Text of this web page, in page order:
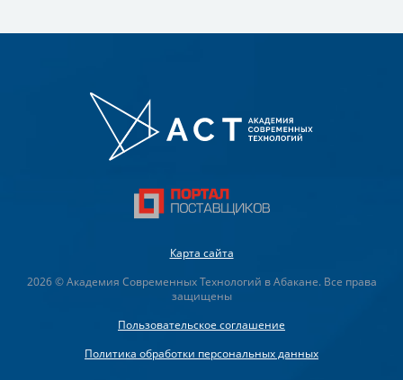
Карта сайта
2026 © Академия Современных Технологий в Абакане. Все права
защищены
Пользовательское соглашение
Политика обработки персональных данных